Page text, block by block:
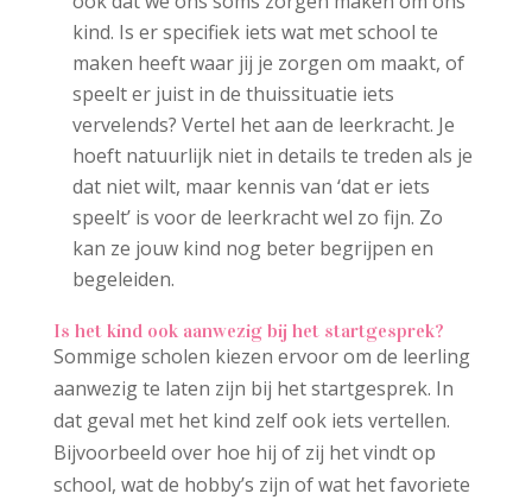
kind. Is er specifiek iets wat met school te
maken heeft waar jij je zorgen om maakt, of
speelt er juist in de thuissituatie iets
vervelends? Vertel het aan de leerkracht. Je
hoeft natuurlijk niet in details te treden als je
dat niet wilt, maar kennis van ‘dat er iets
speelt’ is voor de leerkracht wel zo fijn. Zo
kan ze jouw kind nog beter begrijpen en
begeleiden.
Is het kind ook aanwezig bij het startgesprek?
Sommige scholen kiezen ervoor om de leerling
aanwezig te laten zijn bij het startgesprek. In
dat geval met het kind zelf ook iets vertellen.
Bijvoorbeeld over hoe hij of zij het vindt op
school, wat de hobby’s zijn of wat het favoriete